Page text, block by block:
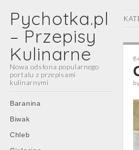
Pychotka.pl
– Przepisy
Kulinarne
Nowa odsłona popularnego
portalu z przepisami
kulinarnymi
Main
menu
Skip
content
Baranina
Biwak
Chleb